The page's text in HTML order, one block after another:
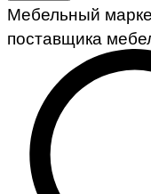
Мебельный
поставщика